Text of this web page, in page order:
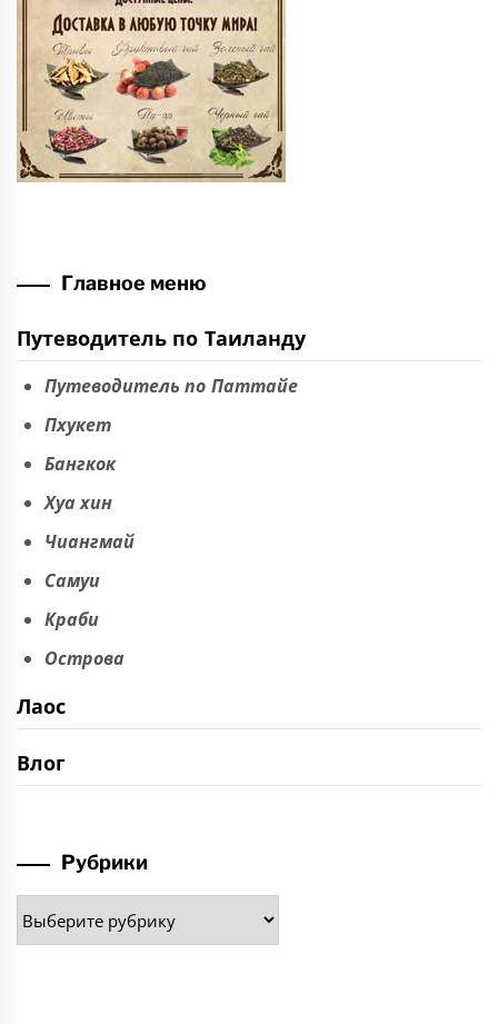
Главное меню
Путеводитель по Таиланду
Путеводитель по Паттайе
Пхукет
Бангкок
Хуа хин
Чиангмай
Самуи
Краби
Острова
Лаос
Влог
Рубрики
Рубрики